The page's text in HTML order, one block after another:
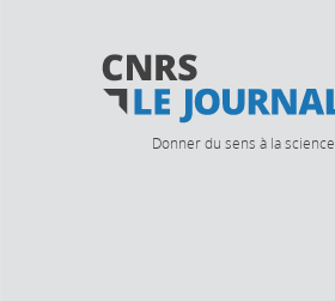
Donner du sens à la science